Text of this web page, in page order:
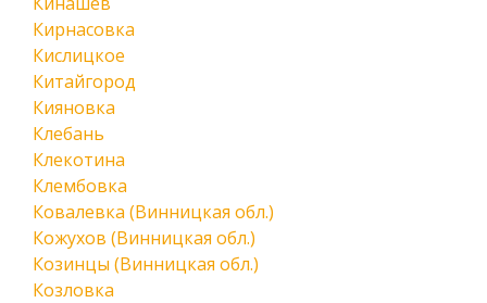
Кирнасовка
Кислицкое
Китайгород
Кияновка
Клебань
Клекотина
Клембовка
Ковалевка (Винницкая обл.)
Кожухов (Винницкая обл.)
Козинцы (Винницкая обл.)
Козловка